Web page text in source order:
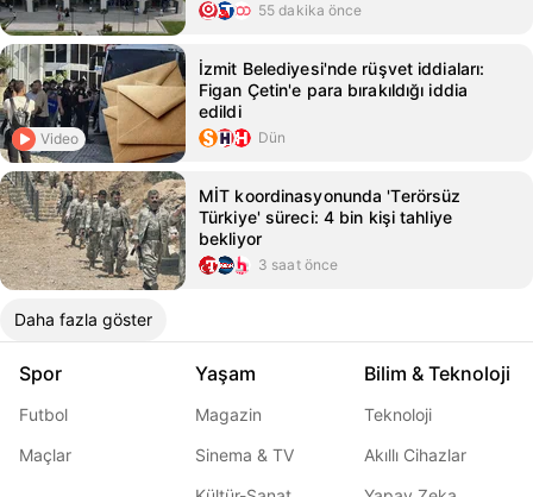
55 dakika önce
Video
İzmit Belediyesi'nde rüşvet iddiaları:
Figan Çetin'e para bırakıldığı iddia
edildi
Dün
MİT koordinasyonunda 'Terörsüz
Türkiye' süreci: 4 bin kişi tahliye
bekliyor
3 saat önce
Daha fazla göster
Spor
Futbol
Maçlar
Yaşam
Magazin
Sinema & TV
Bilim & Teknoloji
Teknoloji
Akıllı Cihazlar